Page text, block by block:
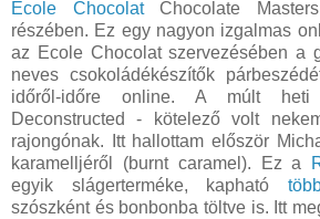
Ecole ChocolatChocolate
részében. Ez egy nagyon izgalmas
az Ecole Chocolat szervezésében a
neves csokoládékészítők
időről-időre online. A múlt
Deconstructed - kötelező volt
rajongónak. Itt hallottam először
karamelljéről (burnt caramel). Ez a
egyik slágerterméke, kapható
szószként és bonbonba töltve is. Itt